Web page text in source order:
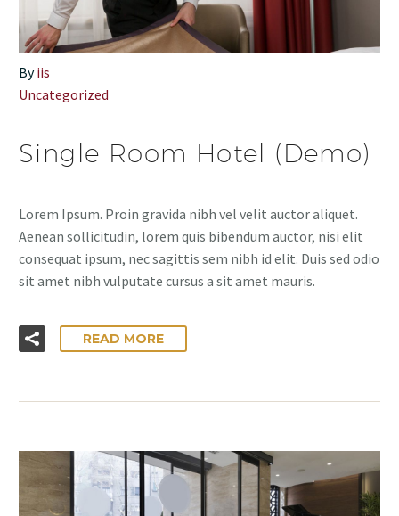
Byiis
Uncategorized
Single Room Hotel (Demo)
Lorem Ipsum. Proin gravida nibh vel velit auctor aliquet.
Aenean sollicitudin, lorem quis bibendum auctor, nisi elit
consequat ipsum, nec sagittis sem nibh id elit. Duis sed odio
sit amet nibh vulputate cursus a sit amet mauris.
READ MORE